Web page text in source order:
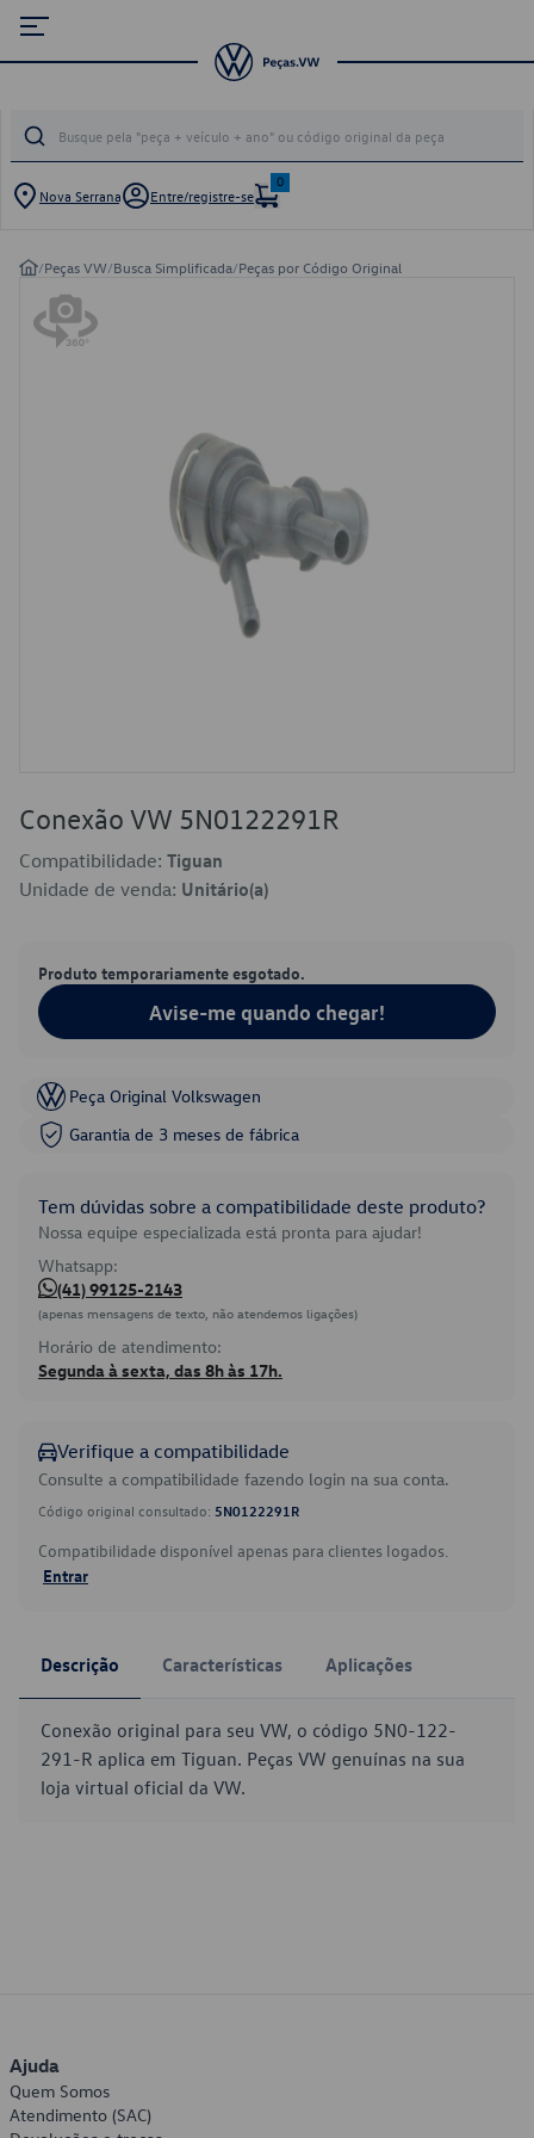
Nova Serrana Entre/registre-se
0
/Peças VW/Busca Simplificada/Peças por Código Original
Conexão VW 5N0122291R
Compatibilidade: Tiguan
Unidade de venda: Unitário(a)
Produto temporariamente esgotado.
Avise-me quando chegar!
Peça Original Volkswagen
Garantia de 3 meses de fábrica
Tem dúvidas sobre a compatibilidade deste produto?
Nossa equipe especializada está pronta para ajudar!
Whatsapp:
(41) 99125-2143
(apenas mensagens de texto, não atendemos ligações)
Horário de atendimento:
Segunda à sexta, das 8h às 17h.
Verifique a compatibilidade
Consulte a compatibilidade fazendo login na sua conta.
Código original consultado: 5N0122291R
Compatibilidade disponível apenas para clientes logados.
Entrar
Descrição Características Aplicações
Conexão original para seu VW, o código 5N0-122-
291-R aplica em Tiguan. Peças VW genuínas na sua
loja virtual oficial da VW.
Ajuda
Quem Somos
Atendimento (SAC)